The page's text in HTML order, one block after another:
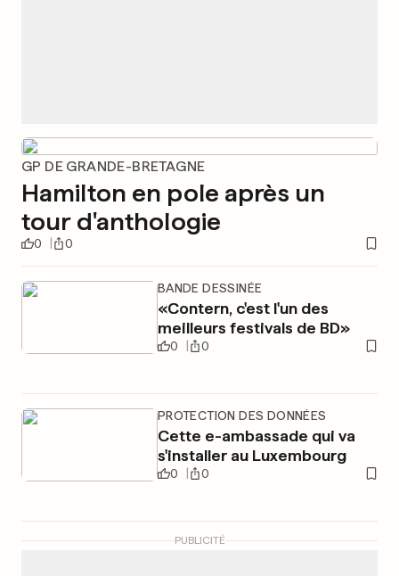
GP DE GRANDE-BRETAGNE
Hamilton en pole après un
tour d'anthologie
0 0
BANDE DESSINÉE
«Contern, c'est l'un des
meilleurs festivals de BD»
0 0
PROTECTION DES DONNÉES
Cette e-ambassade qui va
s'installer au Luxembourg
0 0
PUBLICITÉ